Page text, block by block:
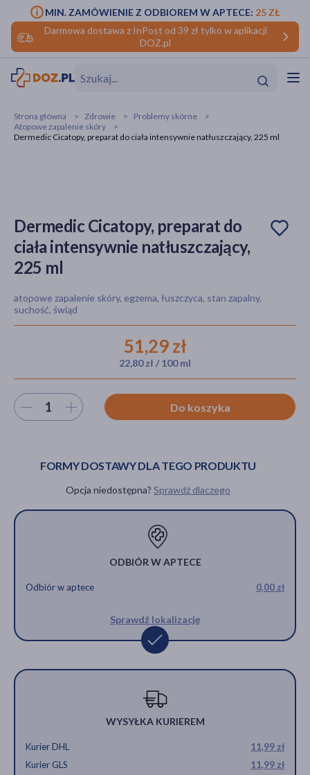
Darmowa dostawa z InPost od 39 zł tylko w aplikacji
DOZ.pl
MIN. ZAMÓWIENIE Z ODBIOREM W APTECE: 25 ZŁ
Hit
Strona główna Zdrowie
Problemy skórne
Atopowe zapalenie skóry
Dermedic Cicatopy, preparat do ciała intensywnie natłuszczający, 225 ml
Dermedic Cicatopy, preparat do
ciała intensywnie natłuszczający,
225 ml
atopowe zapalenie skóry, egzema, łuszczyca, stan zapalny,
suchość, świąd
51,29 zł
22,80 zł / 100 ml
Wybierz ilość Do koszyka
FORMY DOSTAWY DLA TEGO PRODUKTU
Opcja niedostępna? Sprawdź dlaczego
ODBIÓR W APTECE
Odbiór w aptece 0,00 zł
Sprawdź lokalizację
WYSYŁKA KURIEREM
Kurier DHL
11,99 zł
Kurier GLS
11,99 zł